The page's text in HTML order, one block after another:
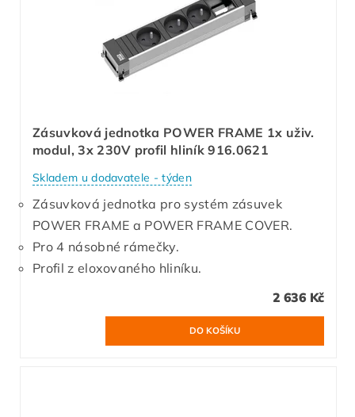
Zásuvková jednotka POWER FRAME 1x uživ.
modul, 3x 230V profil hliník 916.0621
Skladem u dodavatele - týden
Zásuvková jednotka pro systém zásuvek
POWER FRAME a POWER FRAME COVER.
Pro 4 násobné rámečky.
Profil z eloxovaného hliníku.
2 636 Kč